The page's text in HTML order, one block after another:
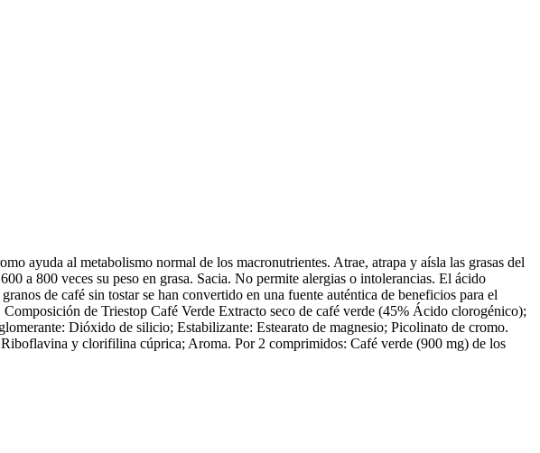
ayuda al metabolismo normal de los macronutrientes. Atrae, atrapa y aísla las grasas del
a 800 veces su peso en grasa. Sacia. No permite alergias o intolerancias. El ácido
de café sin tostar se han convertido en una fuente auténtica de beneficios para el
de Triestop Café Verde Extracto seco de café verde (45% Ácido clorogénico);
Dióxido de silicio; Estabilizante: Estearato de magnesio; Picolinato de cromo.
y clorifilina cúprica; Aroma. Por 2 comprimidos: Café verde (900 mg) de los